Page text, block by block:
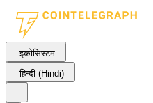
इकोसिस्टम
हिन्दी (Hindi)